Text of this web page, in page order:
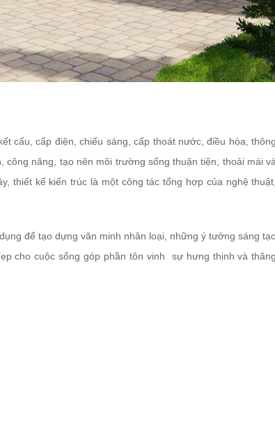
cấu, cấp điện, chiếu sáng, cấp thoát nước, điều hòa, thông
năng, tạo nên môi trường sống thuận tiện, thoải mái và
thiết kế kiến trúc là một công tác tổng hợp của nghệ thuật,
để tạo dựng văn minh nhân loại, những ý tưởng sáng
cho cuộc sống góp phần tôn vinh sự hưng thịnh và thăng